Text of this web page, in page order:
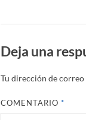
Deja una
Tu dirección de
COMENTARIO *